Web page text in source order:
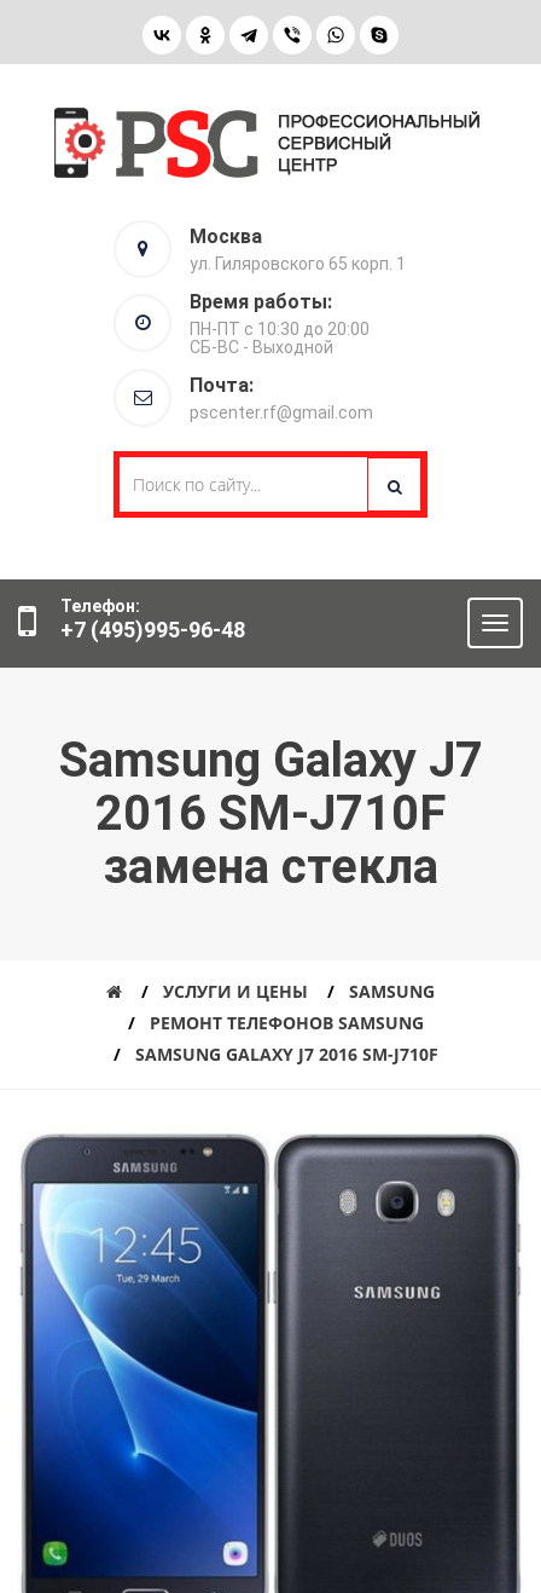
Москва
ул. Гиляровского 65 корп. 1
Время работы:
ПН-ПТ с 10:30 до 20:00
СБ-ВС - Выходной
Почта:
pscenter.rf@gmail.com
Телефон:
+7 (495)995-96-48
Samsung Galaxy J7
2016 SM-J710F
замена стекла
УСЛУГИ И ЦЕНЫ
SAMSUNG
РЕМОНТ ТЕЛЕФОНОВ SAMSUNG
SAMSUNG GALAXY J7 2016 SM-J710F